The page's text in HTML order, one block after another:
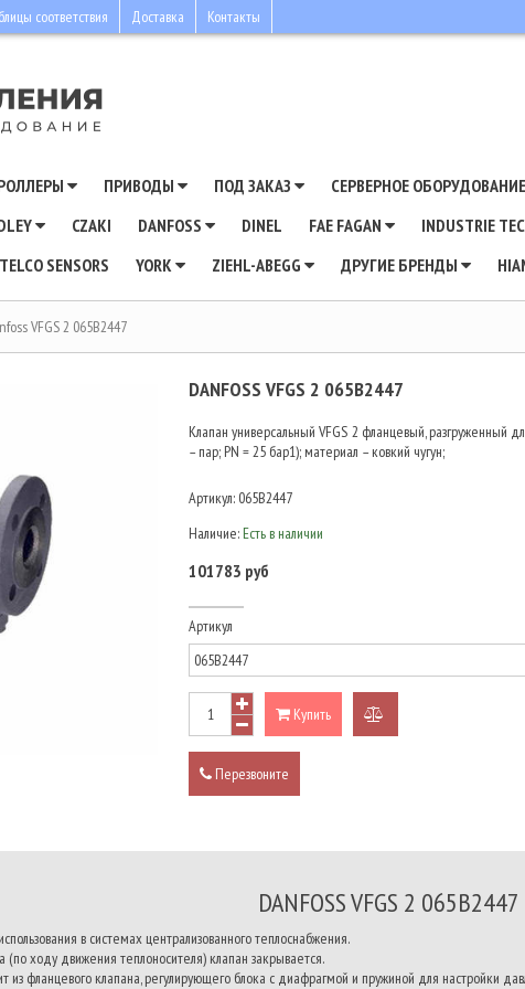
соответствия Доставка Контакты
ПРИВОДЫ ПОД ЗАКАЗ СЕРВЕРНОЕ ОБОРУДОВАНИЕ
CZAKI DANFOSS DINEL FAE FAGAN INDUSTRIE
TELCO SENSORS YORK ZIEHL-ABEGG ДРУГИЕ БРЕНДЫ
VFGS 2 065B2447
DANFOSS VFGS 2 065B2447
Клапан универсальный VFGS 2 фланцевый, разгруженный
– пар; PN = 25 бар1); материал – ковкий чугун;
Артикул: 065B2447
Наличие: Есть в наличии
101783 руб
Артикул
Купить
Перезвоните
DANFOSS VFGS 2 065B2447
в системах централизованного теплоснабжения.
ходу движения теплоносителя) клапан закрывается.
из фланцевого клапана, регулирующего блока с диафрагмой и пружиной для настройки